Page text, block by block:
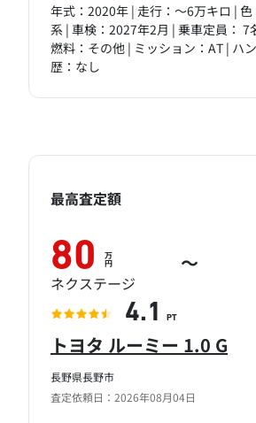
年式：2020年 | 走行：～6万キロ |
系 | 車検：2027年2月 | 乗車定員： 7
燃料：その他 | ミッション：AT | ハ
歴：なし
長野県長野市
査定依頼日：2026年08月04日
トヨタ ルーミー 1.0 G
最高査定額
80 万
円 ～
ネクステージ
4.1 PT